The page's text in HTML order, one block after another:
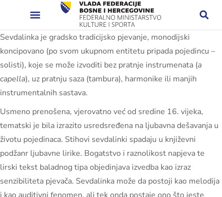
Sevdalinka je gradsko tradicijsko pjevanje, monodijski
koncipovano (po svom ukupnom entitetu pripada pojedincu –
solisti), koje se može izvoditi bez pratnje instrumenata (a
capella), uz pratnju saza (tambura), harmonike ili manjih
instrumentalnih sastava.
Usmeno prenošena, vjerovatno već od sredine 16. vijeka,
tematski je bila izrazito usredsređena na ljubavna dešavanja u
životu pojedinaca. Stihovi sevdalinki spadaju u književni
podžanr ljubavne lirike. Bogatstvo i raznolikost napjeva te
lirski tekst baladnog tipa objedinjava izvedba kao izraz
senzibiliteta pjevača. Sevdalinka može da postoji kao melodija